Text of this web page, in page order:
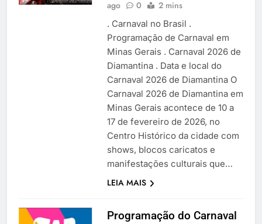
ago
0 2 mins
. Carnaval no Brasil .
Programação de Carnaval em
Minas Gerais . Carnaval 2026 de
Diamantina . Data e local do
Carnaval 2026 de Diamantina O
Carnaval 2026 de Diamantina em
Minas Gerais acontece de 10 a
17 de fevereiro de 2026, no
Centro Histórico da cidade com
shows, blocos caricatos e
manifestações culturais que…
LEIA MAIS
Programação do Carnaval